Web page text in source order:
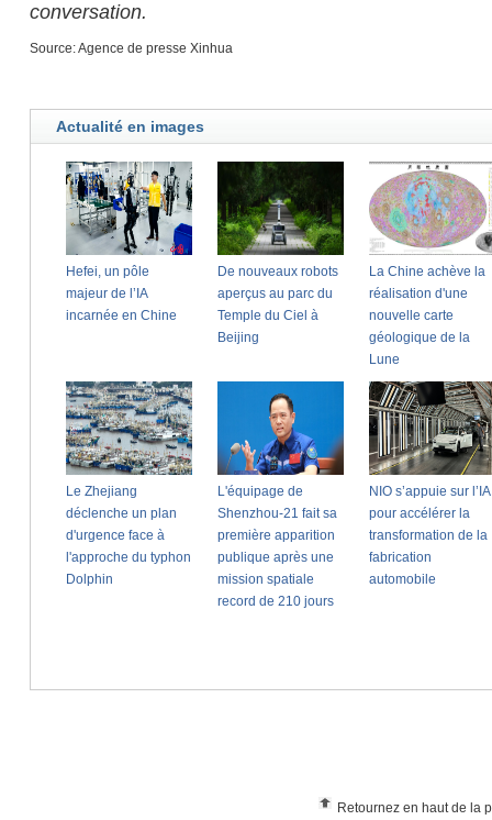
conversation.
Source: Agence de presse Xinhua
Retournez en haut de la